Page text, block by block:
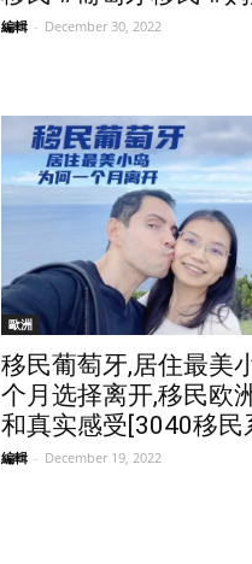
編輯 - December 30, 2022
歐洲
移民葡萄牙,居住最美
个月选择离开,移民欧
和真实感受[3040移民
編輯 - December 19, 2022